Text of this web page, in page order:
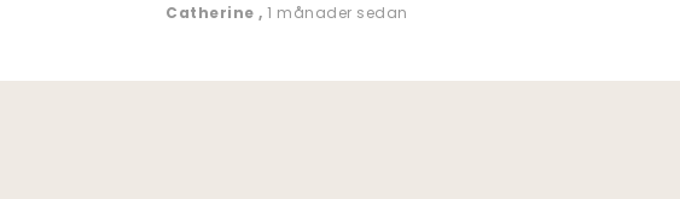
Catherine, 1 månader sedan